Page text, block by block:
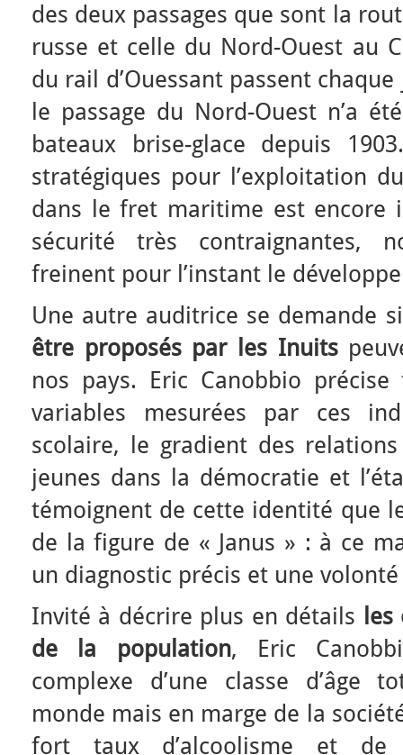
des deux passages que sont la
russe et celle du Nord-Ouest au
du rail d’Ouessant passent
le passage du Nord-Ouest n’a
bateaux brise-glace depuis
stratégiques pour l’exploitation
dans le fret maritime est encore
sécurité très contraignantes,
freinent pour l’instant le
Une autre auditrice se demande
être proposés par les Inuits
nos pays. Eric Canobbio
variables mesurées par ces
scolaire, le gradient des
jeunes dans la démocratie et
témoignent de cette identité que
de la figure de « Janus » : à ce
un diagnostic précis et une
Invité à décrire plus en détails
de la population, Eric
complexe d’une classe d’âge
monde mais en marge de la
fort taux d’alcoolisme et de